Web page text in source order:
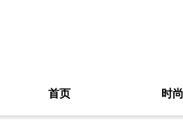
首页 时